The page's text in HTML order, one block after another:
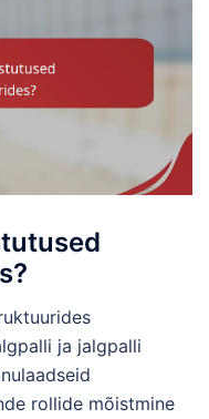
ja jalgpalli
rollide mõistmine